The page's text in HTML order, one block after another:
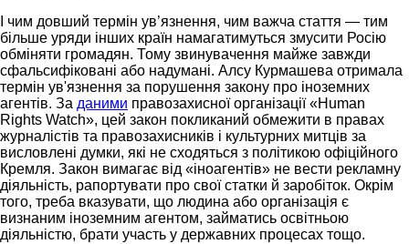
І чим довший термін ув’язнення, чим важча стаття — тим
більше уряди інших країн намагатимуться змусити Росію
обміняти громадян. Тому звинувачення майже завжди
сфальсифіковані або надумані. Алсу Курмашева отримала
термін ув'язнення за порушення закону про іноземних
агентів. За даними правозахисної організації «Human
Rights Watch», цей закон покликаний обмежити в правах
журналістів та правозахисників і культурних митців за
висловлені думки, які не сходяться з політикою офіційного
Кремля. Закон вимагає від «іноагентів» не вести рекламну
діяльність, рапортувати про свої статки й заробіток. Окрім
того, треба вказувати, що людина або організація є
визнаним іноземним агентом, займатись освітньою
діяльністю, брати участь у державних процесах тощо.